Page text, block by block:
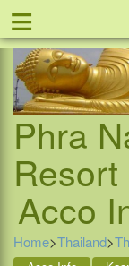
≡
Phra
Resort
Acco
Home>Thailand>